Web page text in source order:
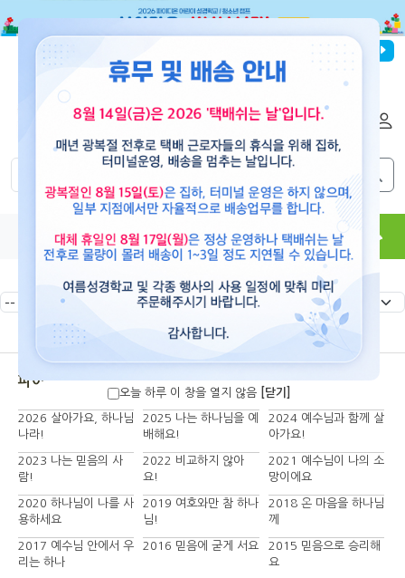
파이디온선교회
도서 뮤직 용품 현수막 콘텐츠
파이디온 여름성경학교
2026 살아가요, 하나님
나라!
2025 나는 하나님을 예
배해요!
2024 예수님과 함께 살
아가요!
2023 나는 믿음의 사
람!
2022 비교하지 않아
요!
2021 예수님이 나의 소
망이에요
2020 하나님이 나를 사
용하세요
2019 여호와만 참 하나
님!
2018 온 마음을 하나님
께
2017 예수님 안에서 우
리는 하나
2016 믿음에 굳게 서요
2015 믿음으로 승리해
요
오늘 하루 이 창을 열지 않음 [닫기]